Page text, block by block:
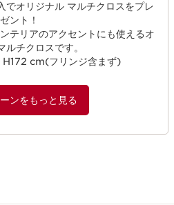
オリジナル マルチクロスをプレ
ゼント！
テリアのアクセントにも使えるオ
ルチクロスです。
cm(フリンジ含まず)
ンをもっと見る